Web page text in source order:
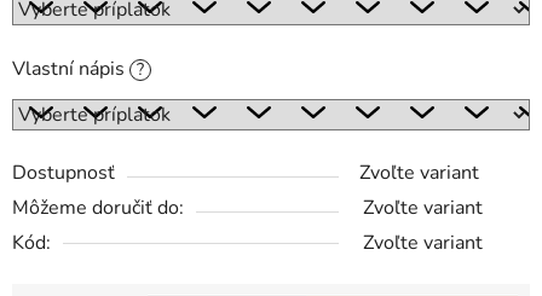
Vlastní nápis ?
Dostupnosť
Zvoľte variant
Môžeme doručiť do:
Zvoľte variant
Kód:
Zvoľte variant